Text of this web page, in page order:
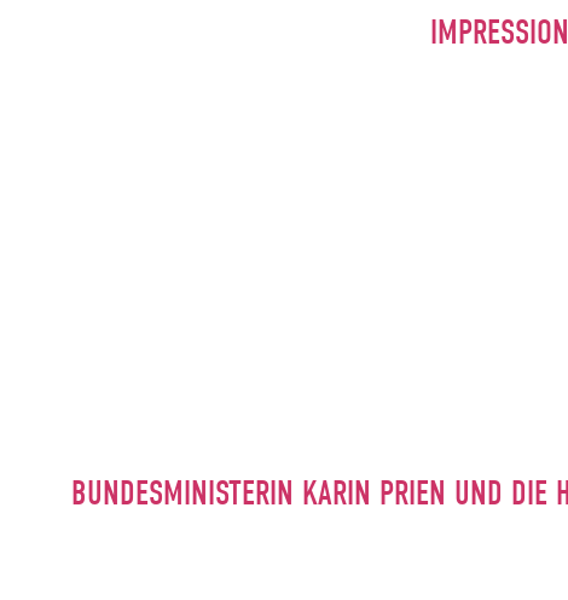
BUNDESMINISTERIN KARIN PRIEN UND DIE